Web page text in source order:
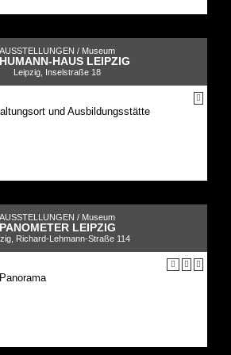
AUSSTELLUNGEN / Museum
HAUS LEIPZIG
Leipzig, Inselstraße 18
und Ausbildungsstätte
AUSSTELLUNGEN / Museum
PANOMETER LEIPZIG
Richard-Lehmann-Straße 114